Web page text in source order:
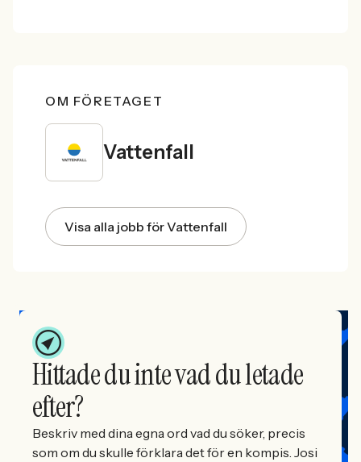
OM FÖRETAGET
Vattenfall
Visa alla jobb för Vattenfall
Hittade du inte vad du letade
efter?
Beskriv med dina egna ord vad du söker, precis
som om du skulle förklara det för en kompis. Josi